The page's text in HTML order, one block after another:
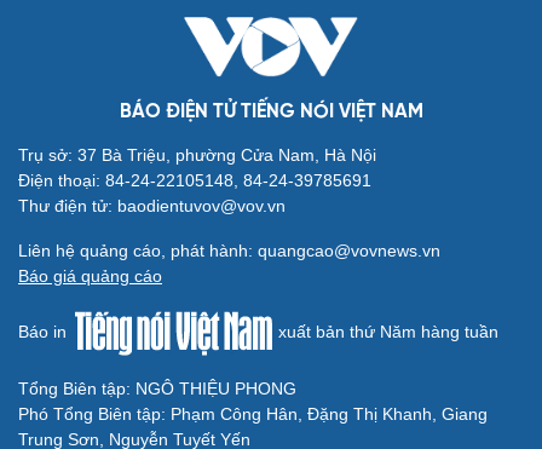
BÁO ĐIỆN TỬ TIẾNG NÓI VIỆT NAM
Trụ sở: 37 Bà Triệu, phường Cửa Nam, Hà Nội
Điện thoại: 84-24-22105148, 84-24-39785691
Thư điện tử: baodientuvov@vov.vn
Liên hệ quảng cáo, phát hành: quangcao@vovnews.vn
Báo giá quảng cáo
Báo in xuất bản thứ Năm hàng tuần
Tổng Biên tập: NGÔ THIỆU PHONG
Phó Tổng Biên tập: Phạm Công Hân, Đặng Thị Khanh, Giang
Trung Sơn, Nguyễn Tuyết Yến